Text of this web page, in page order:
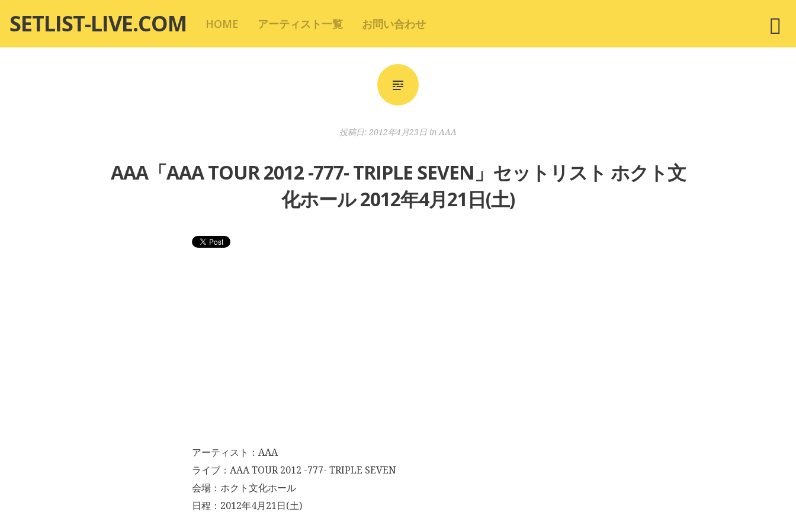
テ
SETLIST-LIVE.COM HOME アーティスト一覧 お問い合わせ
投稿日: 2012年4月23日 inAAA
AAA「AAA TOUR 2012 -777- TRIPLE SEVEN」セットリスト ホクト文
化ホール 2012年4月21日(土)
アーティスト：AAA
ライブ：AAA TOUR 2012 -777- TRIPLE SEVEN
会場：ホクト文化ホール
日程：2012年4月21日(土)